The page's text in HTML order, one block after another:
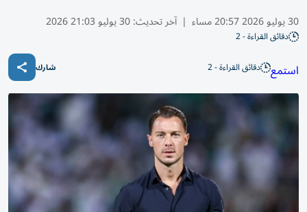
30 يوليو 2026 20:57 مساء | آخر تحديث:30 يوليو 21:03 2026
دقائق القراءة - 2
استمع دقائق القراءة - 2 شارك